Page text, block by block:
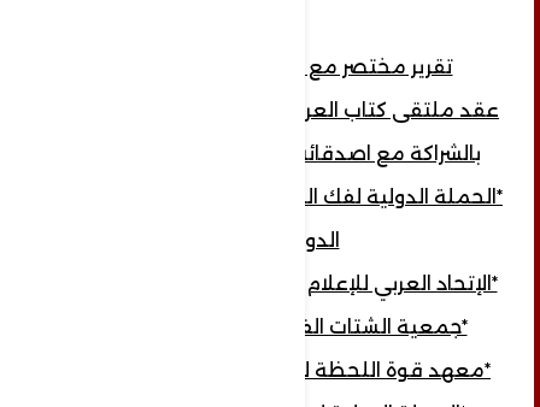
تقرير مختصر مع البيان الختامي...*
عقد ملتقى كتاب العرب والأحرار مؤتمر دولي
بالشراكة مع اصدقائه الاستراتيجين وهم..
*الحملة الدولية لفك الحصار عن مطار صنعاء
الدولي..
*الإتحاد العربي للإعلام الإلكتروني فرع اليمن..
*جمعية الشتات الفلسطيني -السويد
*معهد قوة اللحظة للتدريب والتطوير mpi